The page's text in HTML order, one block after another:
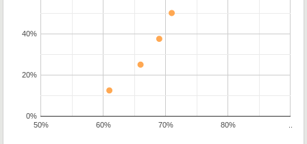
50% 60% 70% 80%
0%
20%
40%